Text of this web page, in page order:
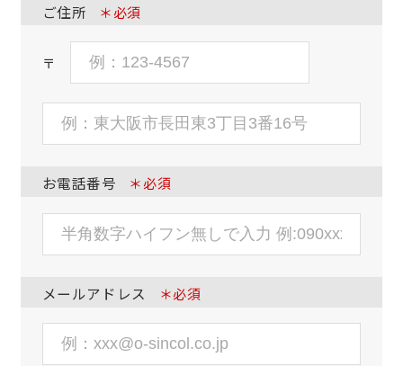
ご住所 ＊必須
〒
お電話番号 ＊必須
メールアドレス ＊必須